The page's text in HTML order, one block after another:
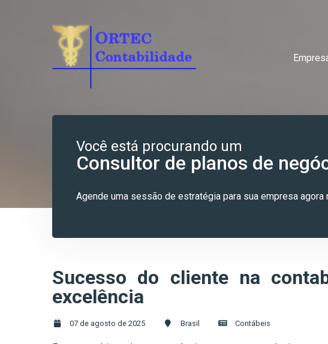
Você está procurando um
Consultor de planos de
Agende uma sessão de estratégia para sua empresa agora
Sucesso do cliente na
excelência
07 de agosto de 2025 Brasil Contábeis